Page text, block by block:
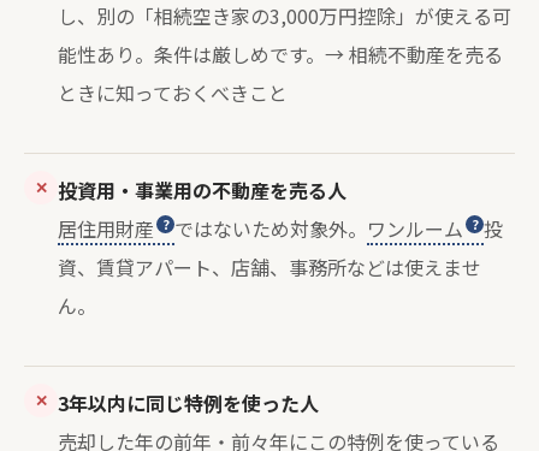
し、別の「相続空き家の3,000万円控除」が使える可
能性あり。条件は厳しめです。→ 相続不動産を売る
ときに知っておくべきこと
✕ 投資用・事業用の不動産を売る人
居住用財産
ではないため対象外。 ワンルーム
投
資、賃貸アパート、店舗、事務所などは使えませ
ん。
✕ 3年以内に同じ特例を使った人
売却した年の前年・前々年にこの特例を使っている